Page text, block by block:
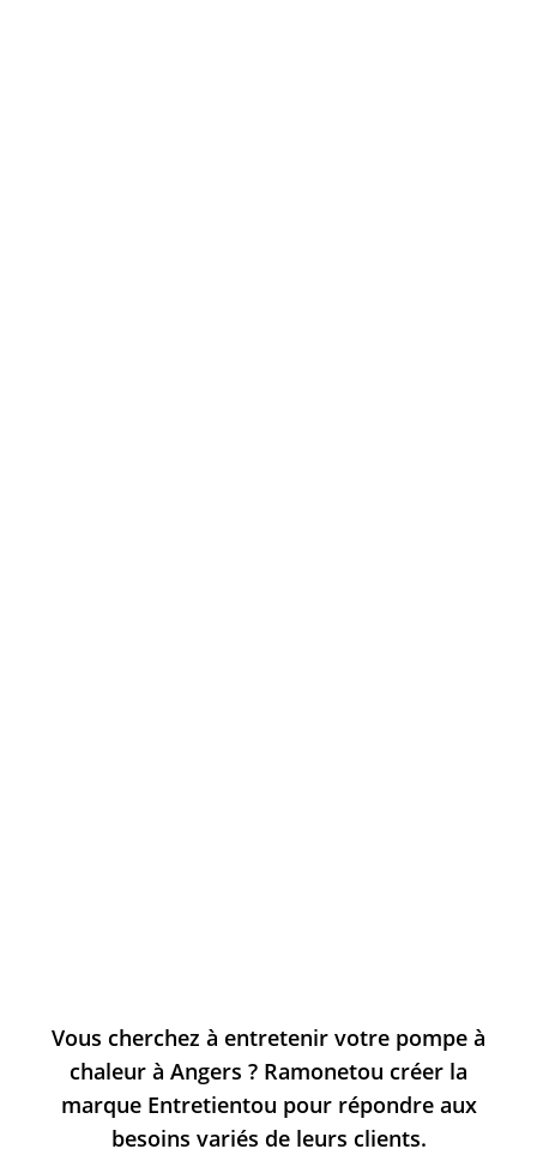
Vous cherchez à entretenir votre pompe à
chaleur à Angers ? Ramonetou créer la
marque Entretientou pour répondre aux
besoins variés de leurs clients.